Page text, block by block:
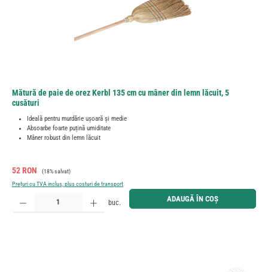
Mătură de paie de orez Kerbl 135 cm cu mâner din lemn lăcuit, 5
cusături
Ideală pentru murdărie ușoară și medie
Absoarbe foarte puțină umiditate
Mâner robust din lemn lăcuit
Preț de vânzare:
52 RON Preț obișnuit:
(18% salvat)
Prețuri cu TVA inclus, plus costuri de transport
Cantitate produs: Introduceți cantitatea dorită sau utilizați butoanele pentru a mări sau micșora
buc. ADAUGĂ ÎN COȘ